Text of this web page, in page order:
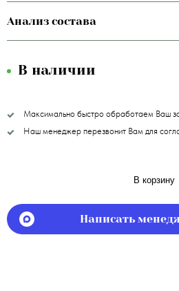
Анализ состава
В наличии
Максимально быстро обработаем Ваш
Наш менеджер перезвонит Вам для
В корзину
Написать